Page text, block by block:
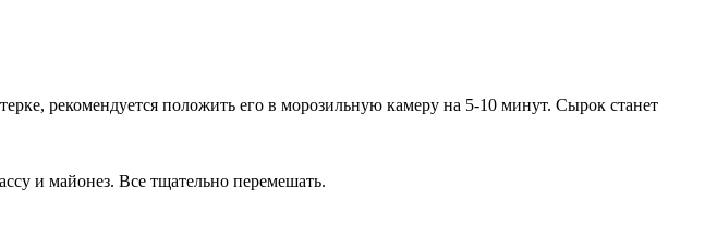
рекомендуется положить его в морозильную камеру на 5-10 минут. Сырок станет
и майонез. Все тщательно перемешать.